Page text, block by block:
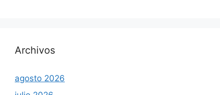
Archivos
agosto 2026